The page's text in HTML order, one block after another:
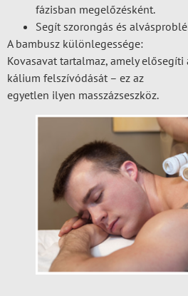
fázisban megelőzésként.
Segít szorongás és
A bambusz különlegessége:
Kovasavat tartalmaz, amely
kálium felszívódását – ez az
egyetlen ilyen masszázseszköz.